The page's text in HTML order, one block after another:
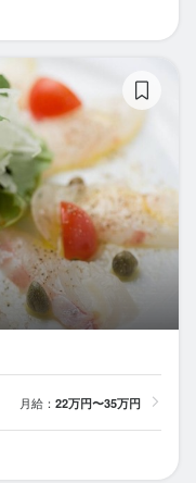
月給： 22万円〜35万円